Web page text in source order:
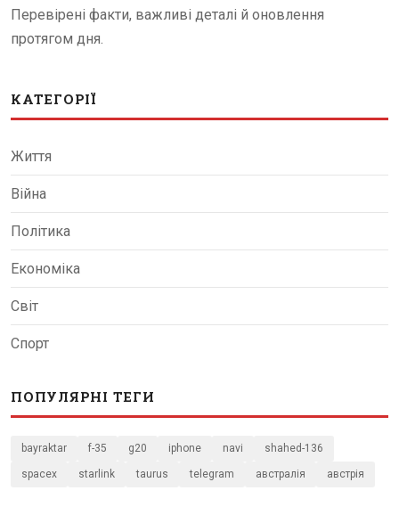
Перевірені факти, важливі деталі й оновлення
протягом дня.
КАТЕГОРІЇ
Життя
Війна
Політика
Економіка
Світ
Спорт
ПОПУЛЯРНІ ТЕГИ
bayraktar f-35 g20 iphone navi shahed-136
spacex starlink taurus telegram австралія австрія